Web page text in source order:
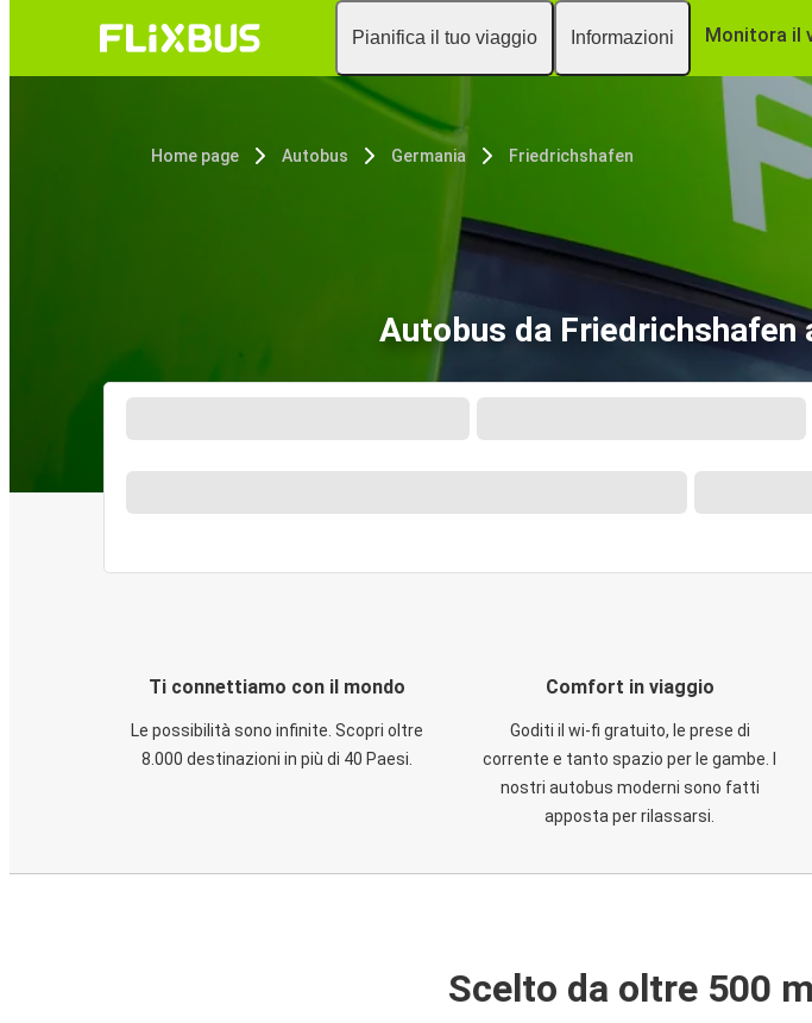
Pianifica il tuo viaggio Informazioni Monitora il
Home page Autobus Germania Friedrichshafen
Autobus da
Ti connettiamo con il mondo
Le possibilità sono infinite. Scopri oltre
8.000 destinazioni in più di 40 Paesi.
Comfort in viaggio
Goditi il wi-fi gratuito, le prese di
corrente e tanto spazio per le gambe. I
nostri autobus moderni sono fatti
apposta per rilassarsi.
Scelto da oltre 500